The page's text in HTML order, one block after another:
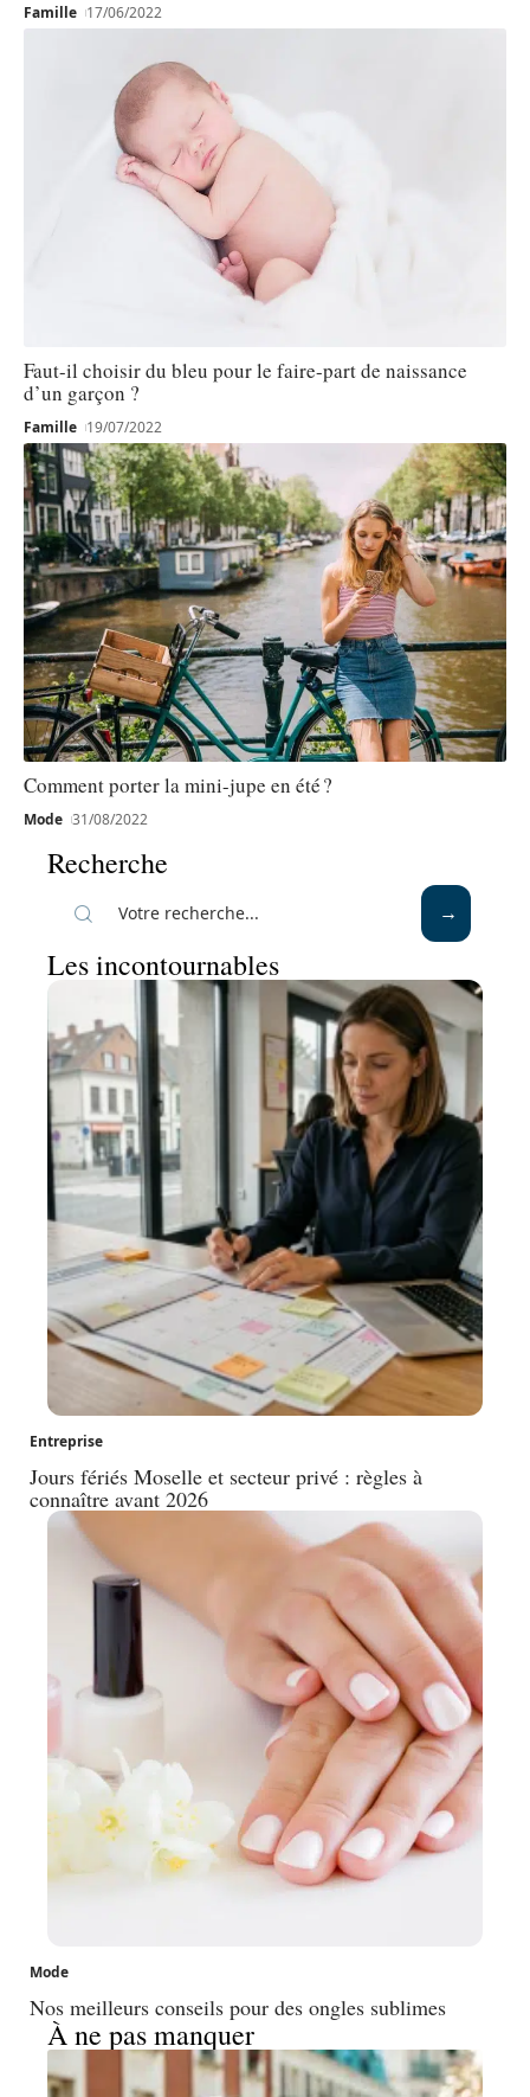
Famille 17/06/2022
Faut-il choisir du bleu pour le faire-part de naissance
d’un garçon ?
Famille 19/07/2022
Comment porter la mini-jupe en été ?
Mode 31/08/2022
Recherche
Les incontournables
Entreprise
Jours fériés Moselle et secteur privé : règles à
connaître avant 2026
Mode
Nos meilleurs conseils pour des ongles sublimes
À ne pas manquer